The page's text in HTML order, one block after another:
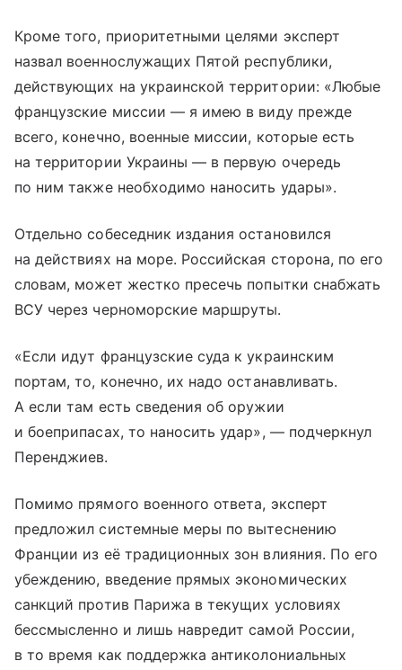
Кроме того, приоритетными целями эксперт
назвал военнослужащих Пятой республики,
действующих на украинской территории: «Любые
французские миссии — я имею в виду прежде
всего, конечно, военные миссии, которые есть
на территории Украины — в первую очередь
по ним также необходимо наносить удары».
Отдельно собеседник издания остановился
на действиях на море. Российская сторона, по его
словам, может жестко пресечь попытки снабжать
ВСУ через черноморские маршруты.
«Если идут французские суда к украинским
портам, то, конечно, их надо останавливать.
А если там есть сведения об оружии
и боеприпасах, то наносить удар», — подчеркнул
Перенджиев.
Помимо прямого военного ответа, эксперт
предложил системные меры по вытеснению
Франции из её традиционных зон влияния. По его
убеждению, введение прямых экономических
санкций против Парижа в текущих условиях
бессмысленно и лишь навредит самой России,
в то время как поддержка антиколониальных